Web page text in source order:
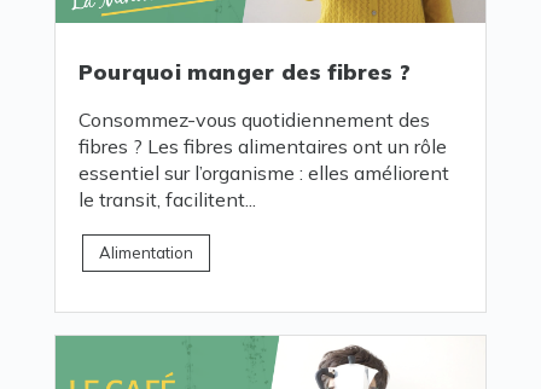
Pourquoi manger des fibres ?
Consommez-vous quotidiennement des
fibres ? Les fibres alimentaires ont un rôle
essentiel sur l’organisme : elles améliorent
le transit, facilitent...
Alimentation